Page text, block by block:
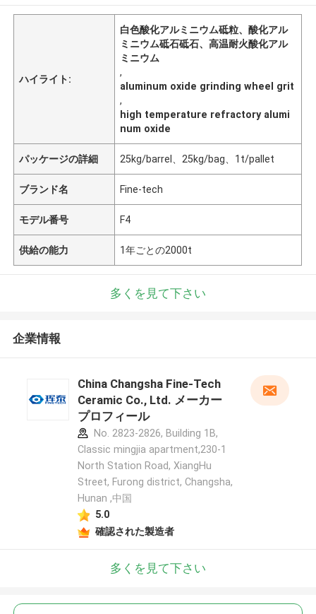
ハイライト:
白色酸化アルミニウム砥粒、酸化アル
ミニウム砥石砥石、高温耐火酸化アル
ミニウム
,
aluminum oxide grinding wheel grit
,
high temperature refractory alumi
num oxide
パッケージの詳細 25kg/barrel、25kg/bag、1t/pallet
ブランド名 Fine-tech
モデル番号 F4
供給の能力 1年ごとの2000t
多くを見て下さい
企業情報
China Changsha Fine-Tech
Ceramic Co., Ltd. メーカー
プロフィール
No. 2823-2826, Building 1B,
Classic mingjia apartment,230-1
North Station Road, XiangHu
Street, Furong district, Changsha,
Hunan ,中国
5.0
確認された製造者
多くを見て下さい